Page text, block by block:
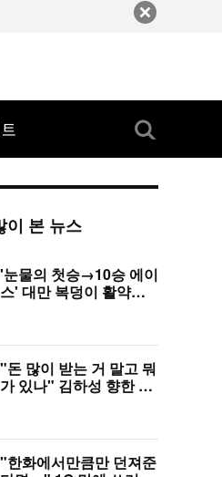
본 뉴스
'눈물의 첫승→10승 에이
스' 대만 복덩이 활약에
"돈 많이 받는 거 말고 뭐
가 있나" 김하성 향한 현
판
"한화에서만큼만 던져준